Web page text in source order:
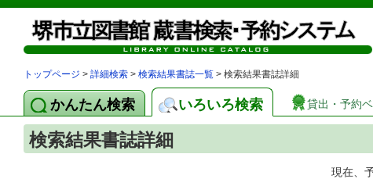
トップページ > 詳細検索 > 検索結果書誌一覧 > 検索結果書誌詳細
かんたん検索 いろいろ検索 貸出・予約
検索結果書誌詳細
現在、